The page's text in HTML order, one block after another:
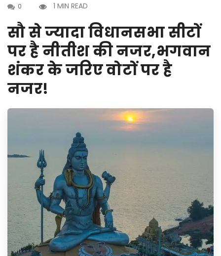
0
1 MIN READ
सौ से ज्यादा विधानसभा सीटों
पर है नीतीश की नजर,भगवान
शंकर के जरिए वोटों पर है
नजर!